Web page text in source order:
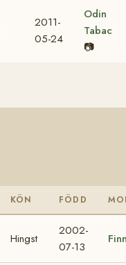
2011-
05-24
Odin
Tabac
📷
KÖN FÖDD
Hingst
2002-
07-13